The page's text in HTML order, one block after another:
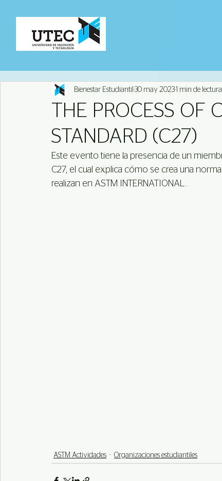
THE PROCESS OF
STANDARD (C27)
Bienestar Estudiantil 30 may 20231 min de lectura
Este evento tiene la presencia de un
C27, el cual explica cómo se crea una
realizan en ASTM INTERNATIONAL.
ASTM Actividades Organizaciones estudiantiles